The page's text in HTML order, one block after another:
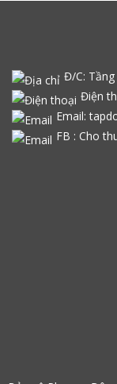
Đ/C:
Điện
Email:
FB : Cho